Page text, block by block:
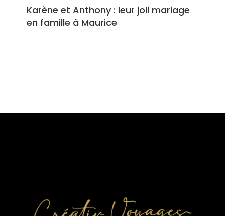
Karène et Anthony : leur joli mariage
en famille à Maurice